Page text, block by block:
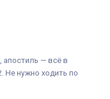
, апостиль — всё в
Не нужно ходить по